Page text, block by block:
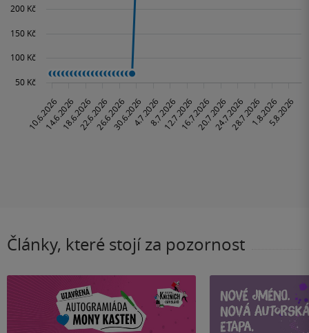
Články, které stojí za pozornost